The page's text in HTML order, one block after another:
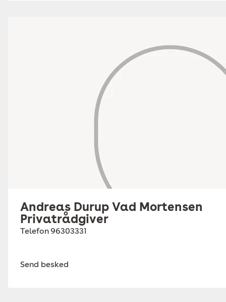
Andreas Durup Vad Mortensen
Privatrådgiver
Telefon96303331
Send besked